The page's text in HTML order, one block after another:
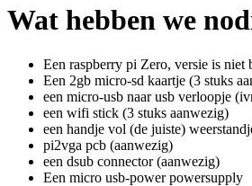
Wat hebben we
Een raspberry pi Zero, versie is
Een 2gb micro-sd kaartje (3 stuks
een micro-usb naar usb verloopje
een wifi stick (3 stuks aanwezig)
een handje vol (de juiste)
pi2vga pcb (aanwezig)
een dsub connector (aanwezig)
Een micro usb-power powersupply